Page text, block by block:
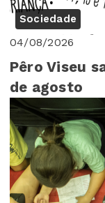
Sociedade
04/08/2026
Pêro Viseu
de agosto